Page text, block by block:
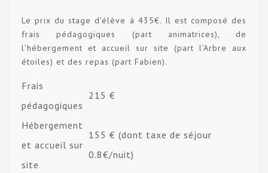
Le prix du stage d’élève à 435€. Il est composé des
frais pédagogiques (part animatrices), de
l’hébergement et accueil sur site (part l’Arbre aux
étoiles) et des repas (part Fabien).
Frais
pédagogiques
215 €
Hébergement
et accueil sur
site
155 € (dont taxe de séjour
0.8€/nuit)